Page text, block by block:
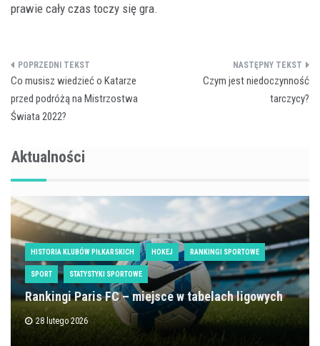
prawie cały czas toczy się gra.
Nawigacja
wpisu
Co musisz wiedzieć o Katarze
przed podróżą na Mistrzostwa
Świata 2022?
Czym jest niedoczynność
tarczycy?
Aktualności
HISTORIA KLUBÓW PIŁKARSKICH HOKEJ RANKINGI SPORTOWE
SPORT STATYSTYKI SPORTOWE
Rankingi Paris FC – miejsce w tabelach ligowych
28 lutego 2026